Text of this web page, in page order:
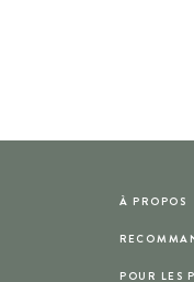
À PROPOS
POUR LES